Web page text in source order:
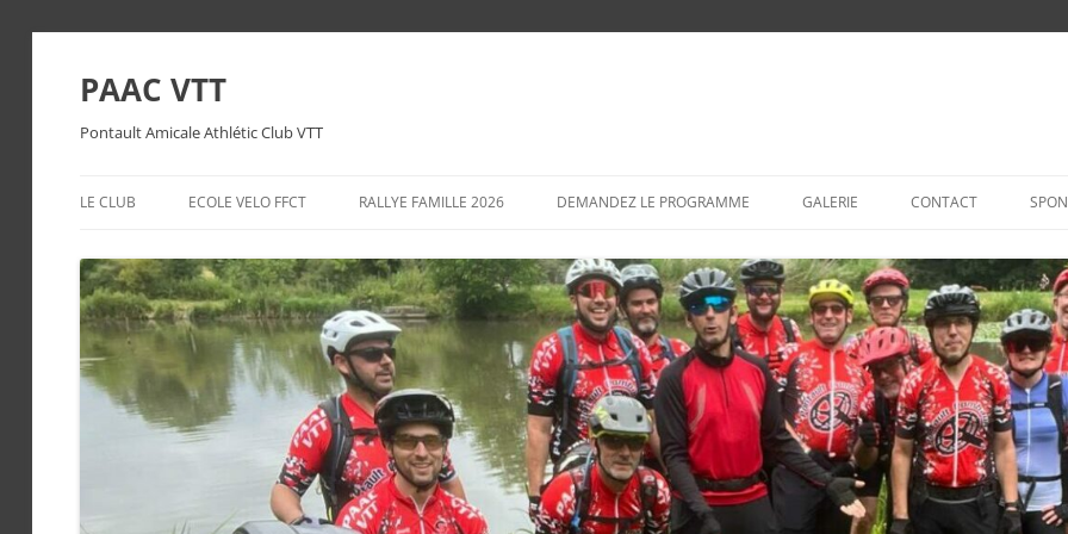
PAAC VTT
Pontault Amicale Athlétic Club VTT
au
LE CLUB ECOLE VELO FFCT RALLYE FAMILLE 2026 DEMANDEZ LE PROGRAMME GALERIE CONTACT